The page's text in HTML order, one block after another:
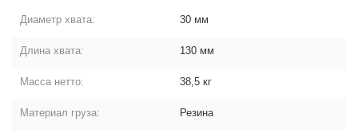
Диаметр хвата: 30 мм
Длина хвата: 130 мм
Масса нетто: 38,5 кг
Материал груза: Резина